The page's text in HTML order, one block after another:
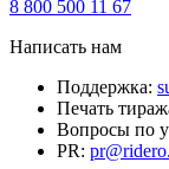
8 800 500 11 67
Написать нам
Поддержка:
Печать
Вопросы по
PR: